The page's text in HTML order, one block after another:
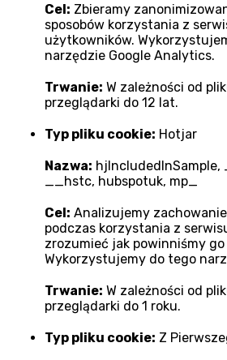
Cel: Zbieramy
sposobów korzystania z
użytkowników.
narzędzie Google Analytics.
Trwanie: W zależności od
przeglądarki do 12 lat.
Typ pliku cookie: Hotjar
Nazwa:
__hstc, hubspotuk, mp_
Cel: Analizujemy
podczas korzystania z
zrozumieć jak powinniśmy
Wykorzystujemy do tego
Trwanie: W zależności od
przeglądarki do 1 roku.
Typ pliku cookie: Z